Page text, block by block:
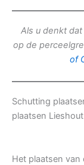
Als u denkt
op de
of
Schutting
plaatsen Lieshout
Het plaatsen van